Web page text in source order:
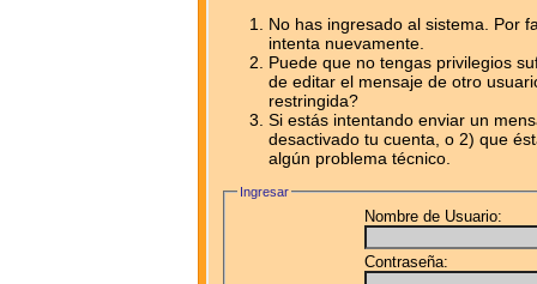
No has ingresado al sistema. Por
intenta nuevamente.
Puede que no tengas privilegios
de editar el mensaje de otro
restringida?
Si estás intentando enviar un
desactivado tu cuenta, o 2) que
algún problema técnico.
Ingresar
Nombre de Usuario:
Contraseña: